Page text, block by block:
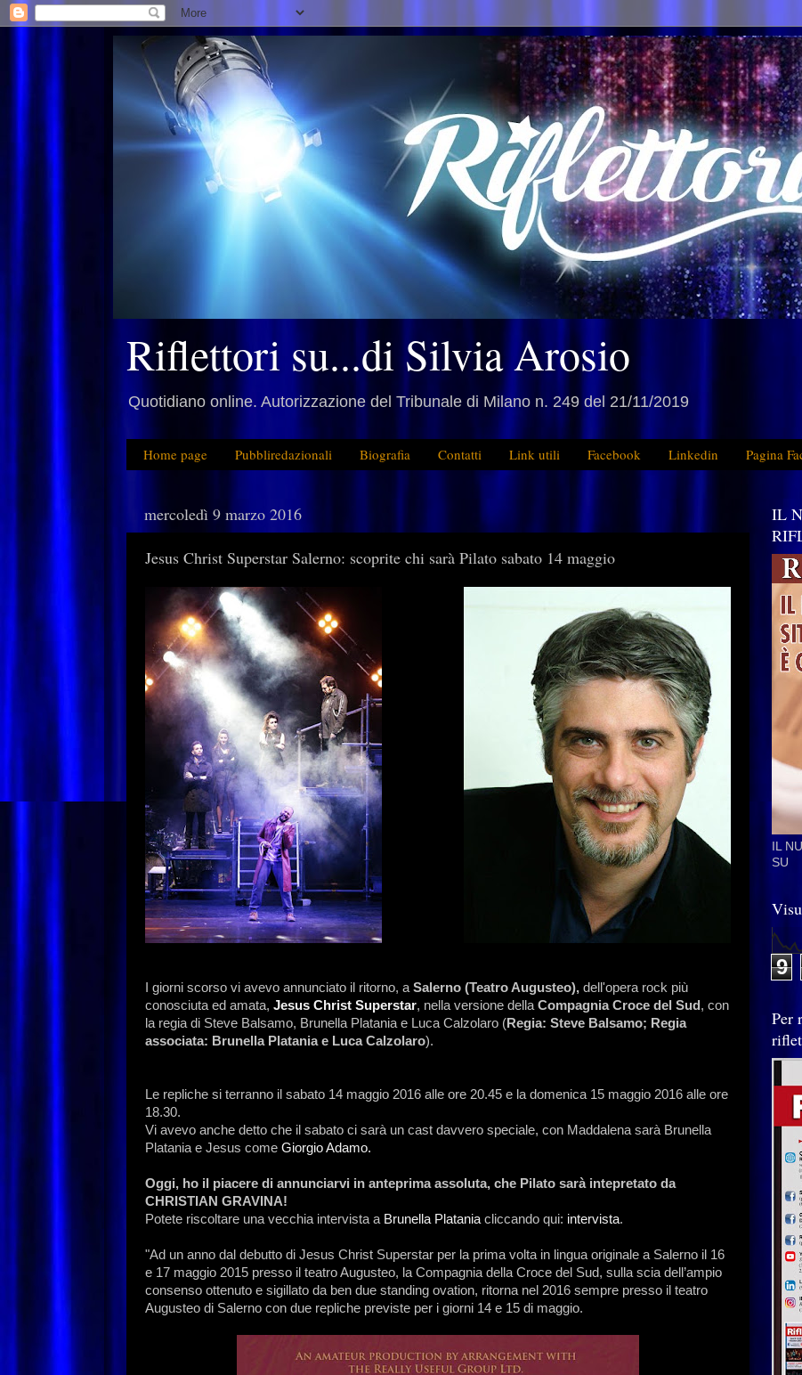
Riflettori su...di Silvia Arosio
Quotidiano online. Autorizzazione del Tribunale di Milano n. 249 del 21/11/2019
Home page Pubbliredazionali Biografia Contatti Link utili Facebook Linkedin Pagina
mercoledì 9 marzo 2016
Jesus Christ Superstar Salerno: scoprite chi sarà Pilato sabato 14 maggio
I giorni scorso vi avevo annunciato il ritorno, a Salerno (Teatro Augusteo), dell'opera rock più
conosciuta ed amata, Jesus Christ Superstar, nella versione della Compagnia Croce del Sud, con
la regia di Steve Balsamo, Brunella Platania e Luca Calzolaro (Regia: Steve Balsamo; Regia
associata: Brunella Platania e Luca Calzolaro).
Le repliche si terranno il sabato 14 maggio 2016 alle ore 20.45 e la domenica 15 maggio 2016 alle ore
18.30.
Vi avevo anche detto che il sabato ci sarà un cast davvero speciale, con Maddalena sarà Brunella
Platania e Jesus come Giorgio Adamo.
Oggi, ho il piacere di annunciarvi in anteprima assoluta, che Pilato sarà intepretato da
CHRISTIAN GRAVINA!
Potete riscoltare una vecchia intervista a Brunella Platania cliccando qui: intervista.
"Ad un anno dal debutto di Jesus Christ Superstar per la prima volta in lingua originale a Salerno il 16
e 17 maggio 2015 presso il teatro Augusteo, la Compagnia della Croce del Sud, sulla scia dell’ampio
consenso ottenuto e sigillato da ben due standing ovation, ritorna nel 2016 sempre presso il teatro
Augusteo di Salerno con due repliche previste per i giorni 14 e 15 di maggio.
IL
IL
SU
9
Per